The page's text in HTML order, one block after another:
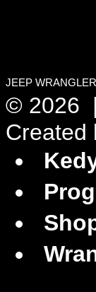
JEEP WRANGLER
© 2026
Created